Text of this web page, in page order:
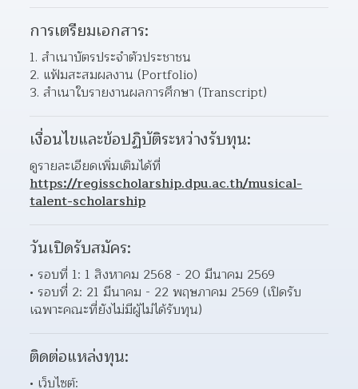
การเตรียมเอกสาร:
1. สำเนาบัตรประจำตัวประชาชน
2. แฟ้มสะสมผลงาน (Portfolio)
3. สำเนาใบรายงานผลการศึกษา (Transcript)
เงื่อนไขและข้อปฏิบัติระหว่างรับทุน:
ดูรายละเอียดเพิ่มเติมได้ที่
https://regisscholarship.dpu.ac.th/musical-
talent-scholarship
วันเปิดรับสมัคร:
รอบที่ 1: 1 สิงหาคม 2568 - 20 มีนาคม 2569
รอบที่ 2: 21 มีนาคม - 22 พฤษภาคม 2569 (เปิดรับ
เฉพาะคณะที่ยังไม่มีผู้ไม่ได้รับทุน)
ติดต่อแหล่งทุน: